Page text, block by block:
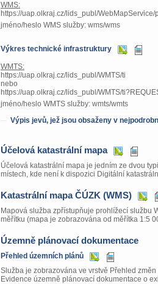
WMS:
https://uap.olkraj.cz/lids_publ/WebMapService/
jméno/heslo WMS služby: wms/wms
Výkres technické infrastruktury
WMTS:
https://uap.olkraj.cz/lids_publ/WMTS/ti
nebo
https://uap.olkraj.cz/lids_publ/WMTS/
jméno/heslo WMTS služby: wmts/wmts
Výpis jevů, jež jsou obsaženy v
Účelová katastrální mapa
Účelová katastrální mapa je jedním ze dvou
místech, kde není k dispozici Digitální
Katastrální mapa ČÚZK (WMS)
Mapová služba zpřístupňuje prohlížecí službu
měřítku (mapa je zobrazována od měřítka 1:5
Územně plánovací dokumentace
Přehled územních plánů
Služba je zobrazována ve vrstvě Přehled
Evidence územně plánovací dokumentace o